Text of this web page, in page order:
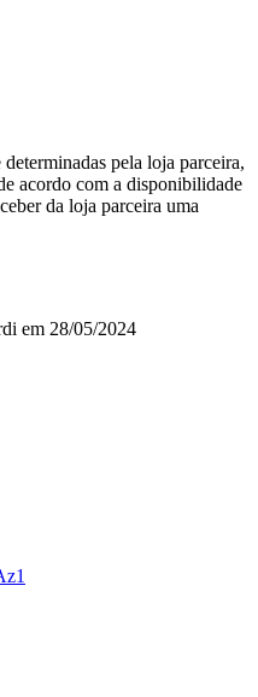
pela loja parceira,
acordo com a disponibilidade
da loja parceira uma
em 28/05/2024